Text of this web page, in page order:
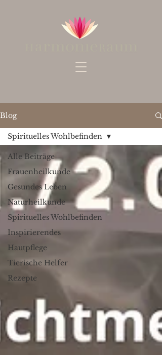
Blog
Alle Beiträge
Frauenheilkunde
Gesundes Leben
Naturheilkunde
Spirituelles Wohlbefinden
Inspirierendes
Hautpflege
Tierische Helfer
Rezepte
Spirituelles Wohlbefinden